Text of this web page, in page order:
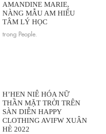
AMANDINE MARIE,
NÀNG MẪU AM HIỂU
TÂM LÝ HỌC
trong People.
H’HEN NIÊ HÓA NỮ
THẦN MẶT TRỜI TRÊN
SÀN DIỄN HAPPY
CLOTHING AVIFW XUÂN
HÈ 2022